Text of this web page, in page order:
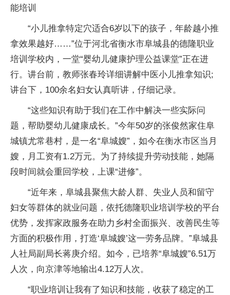
能培训
“小儿推拿特定穴适合6岁以下的孩子，年龄越小推
拿效果越好……”位于河北省衡水市阜城县的德隆职业
培训学校内，一堂“婴幼儿健康护理公益课堂”正在进
行。讲台前，教师张春玲详细讲解中医小儿推拿知识;
讲台下，100余名妇女认真听讲，仔细记录。
“这些知识有助于我们在工作中解决一些实际问
题，帮助婴幼儿健康成长。”今年50岁的张俊然家住阜
城镇尤常巷村，是一名“阜城嫂”，如今在衡水市区当月
嫂，月工资有1.2万元。为了持续提升劳动技能，她隔
段时间就会重回学校，上课“进修”。
“近年来，阜城县聚焦大龄人群、失业人员和留守
妇女等群体的就业问题，依托德隆职业培训学校的平台
优势，发挥家政服务在助力乡村全面振兴、改善民生等
方面的积极作用，打造‘阜城嫂’这一劳务品牌。”阜城县
人社局副局长蒋庚介绍。如今，已培养“阜城嫂”6.51万
人次，向京津等地输出4.12万人次。
“职业培训让我有了知识和技能，收获了稳定的工